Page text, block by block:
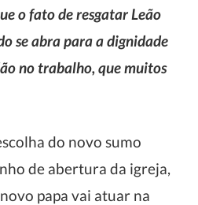
o fato de resgatar Leão
se abra para a dignidade
no trabalho, que muitos
do novo sumo
de abertura da igreja,
papa vai atuar na